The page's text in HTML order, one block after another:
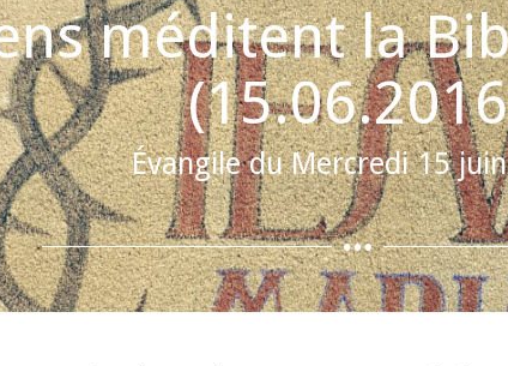
méditent la
Évangile du Mercredi 15